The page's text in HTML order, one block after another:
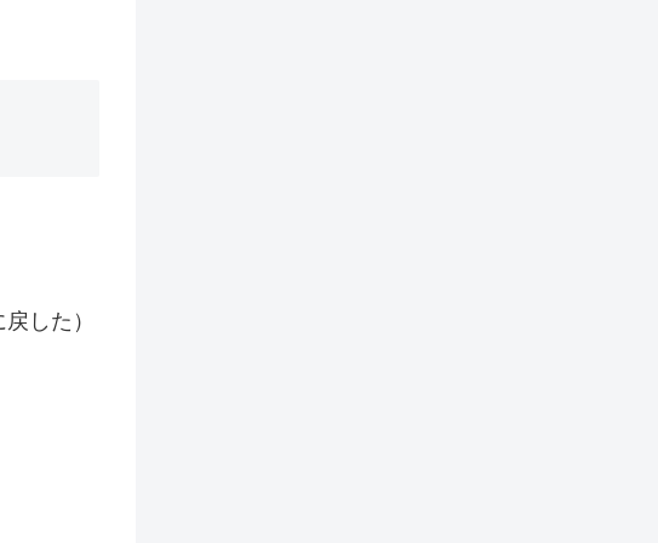
した）